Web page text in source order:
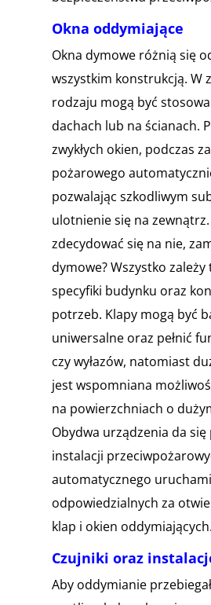
Okna oddymiające
Okna dymowe różnią się
wszystkim konstrukcją. W
rodzaju mogą być
dachach lub na ścianach.
zwykłych okien, podczas
pożarowego
pozwalając szkodliwym
ulotnienie się na
zdecydować się na nie,
dymowe? Wszystko
specyfiki budynku oraz
potrzeb. Klapy mogą być
uniwersalne oraz pełnić
czy wyłazów, natomiast
jest wspomniana
na powierzchniach o
Obydwa urządzenia da się
instalacji
automatycznego
odpowiedzialnych za
klap i okien oddymiających.
Czujniki oraz
Aby oddymianie